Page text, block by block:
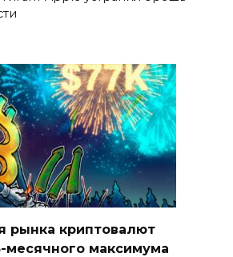
рынка криптовалют
месячного максимума